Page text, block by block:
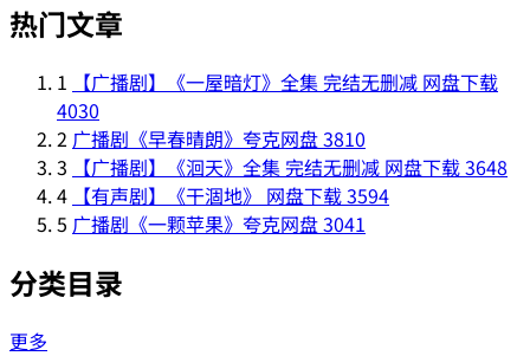
热门文章
1
【广播剧】《一屋暗灯》全集 完结无删减 网盘下载
4030
2 广播剧《早春晴朗》夸克网盘3810
3
【广播剧】《洄天》全集 完结无删减 网盘下载3648
4 【有声剧】《干涸地》 网盘下载3594
5 广播剧《一颗苹果》夸克网盘3041
分类目录
更多